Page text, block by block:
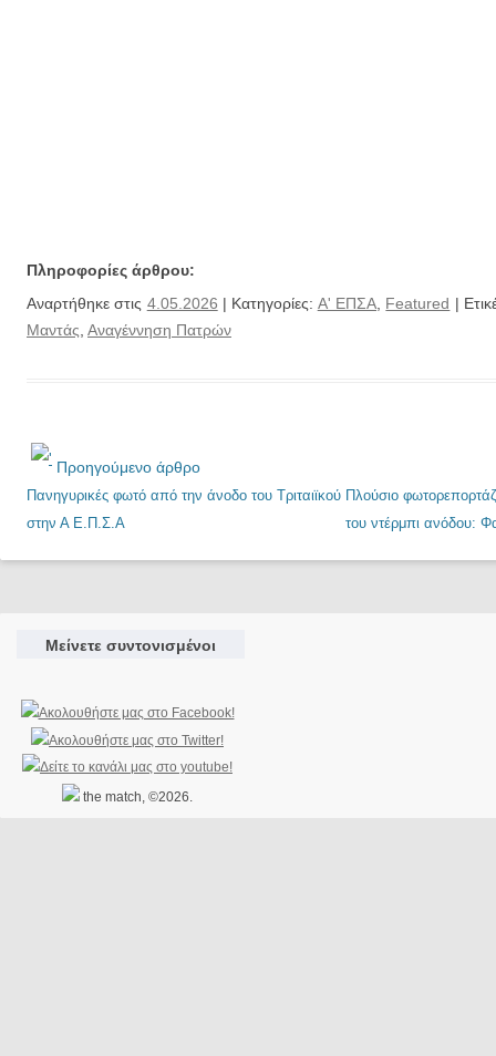
Πληροφορίες άρθρου:
Αναρτήθηκε στις 4.05.2026 | Κατηγορίες: Α' ΕΠΣΑ Featured |
Μαντάς Αναγέννηση Πατρών
Προηγούμενο άρθρο
Πανηγυρικές φωτό από την άνοδο του Τριταιϊκού
στην Α Ε.Π.Σ.Α
Πλούσιο
του ντέρμπι ανόδου:
Μείνετε συντονισμένοι
the match, ©2026.